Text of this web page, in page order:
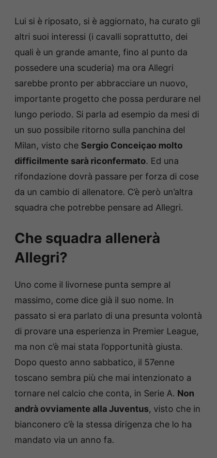
Lui si è riposato, si è aggiornato, ha curato gli
altri suoi interessi (i cavalli soprattutto, dei
quali è un grande amante, fino al punto da
possedere una scuderia) ma ora Allegri
sarebbe pronto per abbracciare un nuovo,
importante progetto che possa perdurare nel
lungo periodo. Si parla ad esempio da mesi di
un suo possibile ritorno sulla panchina del
Milan, visto che Sergio Conceiçao molto
difficilmente sarà riconfermato. Ed una
rifondazione dovrà passare per forza di cose
da un cambio di allenatore. C’è però un’altra
squadra che potrebbe pensare ad Allegri.
Che squadra allenerà
Allegri?
Uno come il livornese punta sempre al
massimo, come dice già il suo nome. In
passato si era parlato di una presunta volontà
di provare una esperienza in Premier League,
ma non c’è mai stata l’opportunità giusta.
Dopo questo anno sabbatico, il 57enne
toscano sembra più che mai intenzionato a
tornare nel calcio che conta, in Serie A. Non
andrà ovviamente alla Juventus, visto che in
bianconero c’è la stessa dirigenza che lo ha
mandato via un anno fa.